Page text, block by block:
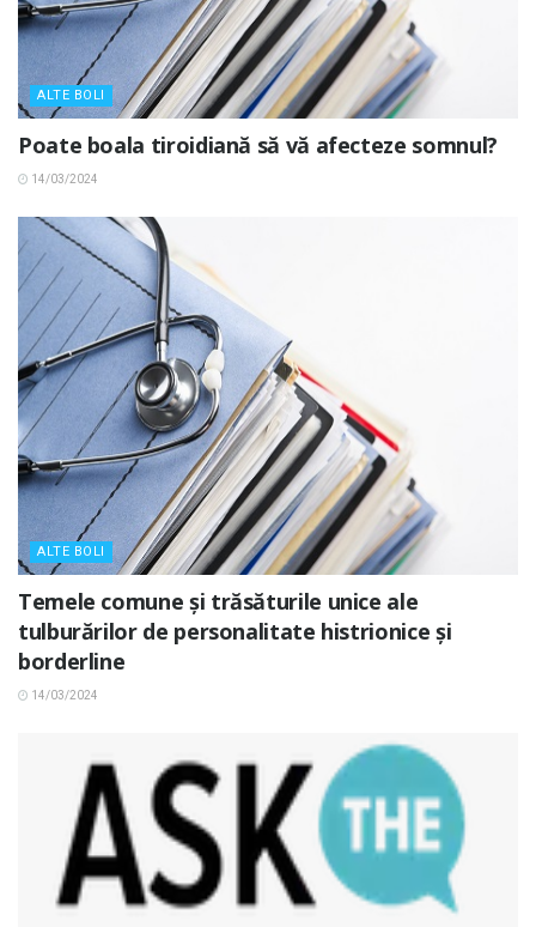
ALTE BOLI
Poate boala tiroidiană să vă afecteze somnul?
14/03/2024
ALTE BOLI
Temele comune și trăsăturile unice ale
tulburărilor de personalitate histrionice și
borderline
14/03/2024